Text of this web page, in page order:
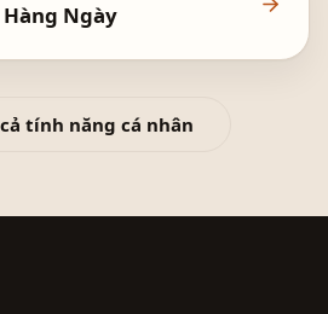
Ngày
tính năng cá nhân